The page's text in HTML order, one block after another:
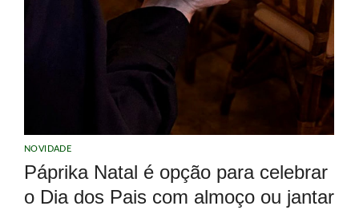
NOVIDADE
Páprika Natal é opção para celebrar
o Dia dos Pais com almoço ou jantar